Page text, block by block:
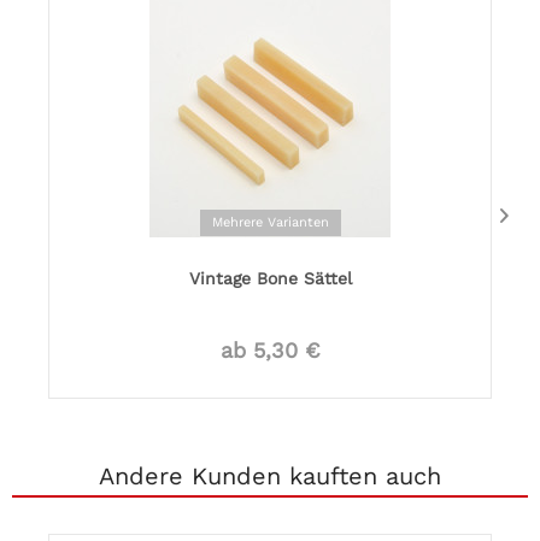
Mehrere Varianten
Vintage Bone Sättel
ab 5,30 €
Andere Kunden kauften auch